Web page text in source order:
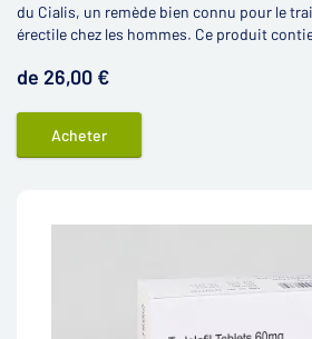
du Cialis, un remède bien connu pour le
érectile chez les hommes. Ce produit
de 26,00 €
Acheter